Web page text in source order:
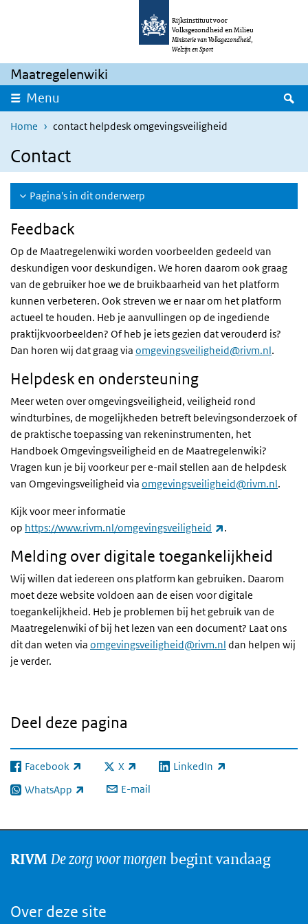
Overslaan en naar de inhoud gaan
Rijksinstituut voor
Volksgezondheid en Milieu
Ministerie van Volksgezondheid,
Welzijn en Sport
Maatregelenwiki
Menu
Home contact helpdesk omgevingsveiligheid
Contact
Pagina's in dit onderwerp
Feedback
Op de Maatregelenwiki worden voorbeelden gedeeld van
deskundigen voor deskundigen. We horen daarom ook graag
van de gebruiker hoe we de bruikbaarheid van het platform
kunnen verbeteren. Ook streven we er naar om het platform
actueel te houden. Heb je aanvullingen op de ingediende
praktijkvoorbeelden? Of heb je iets gezien dat verouderd is?
Dan horen wij dat graag via omgevingsveiligheid@rivm.nl.
Helpdesk en ondersteuning
Meer weten over omgevingsveiligheid, veiligheid rond
windturbines, de mogelijkheden betreft belevingsonderzoek of
de praktische toepassing van rekeninstrumenten, het
Handboek Omgevingsveiligheid en de Maatregelenwiki?
Vragen kun je bij voorkeur per e-mail stellen aan de helpdesk
van Omgevingsveiligheid via omgevingsveiligheid@rivm.nl.
Kijk voor meer informatie
op https://www.rivm.nl/omgevingsveiligheid (externe link)
.
Melding over digitale toegankelijkheid
Wij willen dat iedereen ons platform kan gebruiken. Daarom
moet deze website voldoen aan de eisen voor digitale
toegankelijkheid. Heb je problemen bij het gebruik van de
Maatregelenwiki of bij het lezen van een document? Laat ons
dit dan weten via omgevingsveiligheid@rivm.nl dan helpen wij
je verder.
Deel deze pagina
Facebook
(externe link) X
(externe link) LinkedIn
(externe link)
WhatsApp
(externe link) E-mail
RIVMDe zorg voor morgen begint vandaag
Over deze site